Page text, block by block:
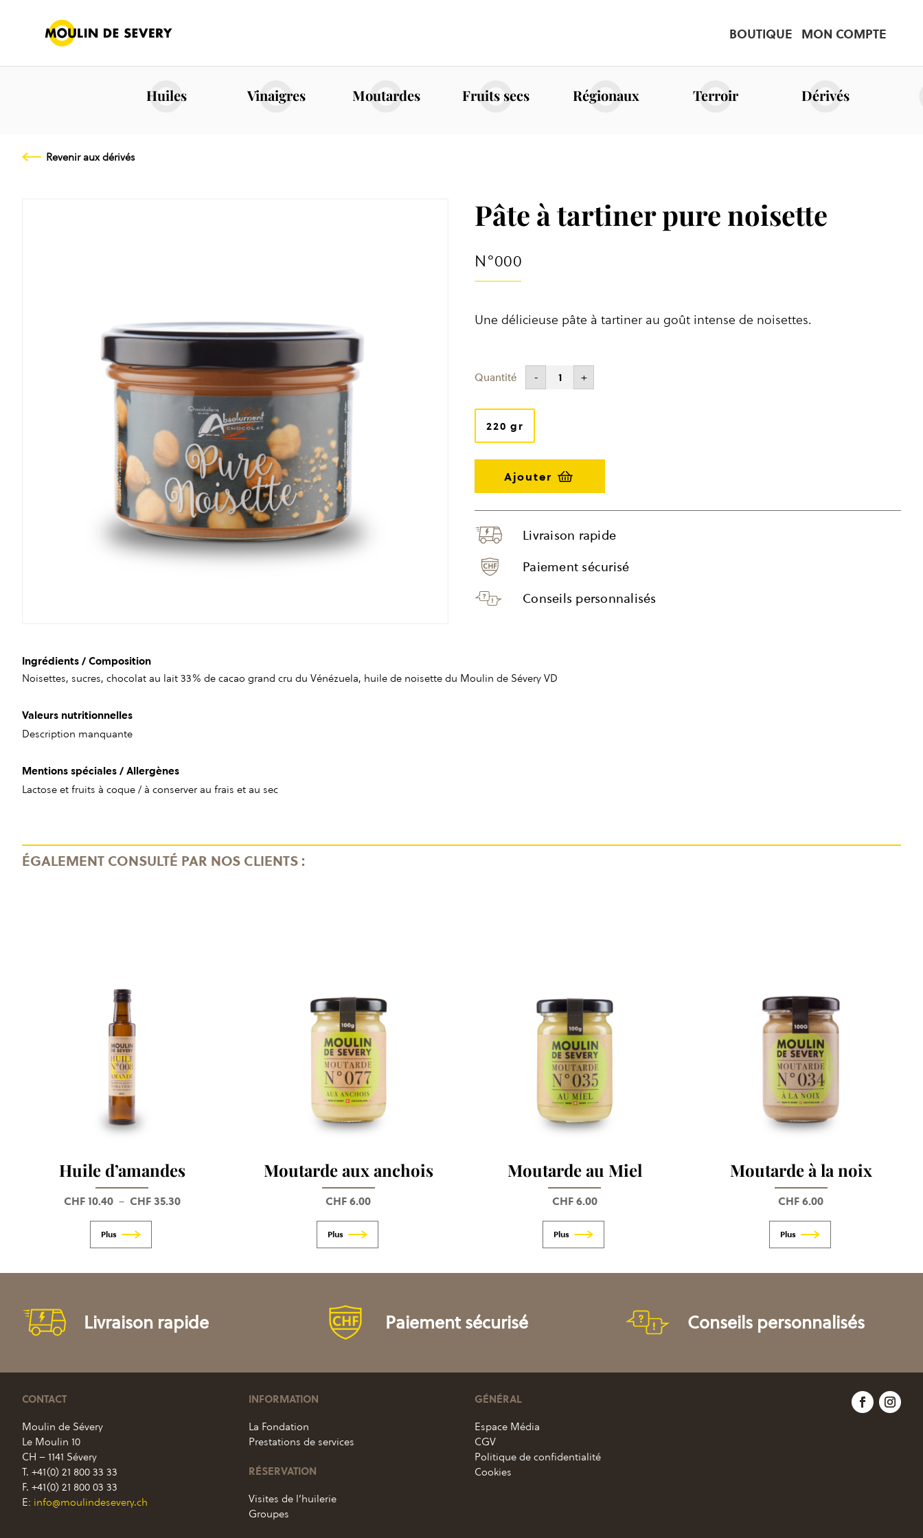
BOUTIQUE MON COMPTE
Huiles Vinaigres Moutardes Fruits secs Régionaux Terroir Dérivés
Pâte à tartiner pure noisette
N°000
Une délicieuse pâte à tartiner au goût intense de noisettes.
220 gr
- quantité
de
+
Ajouter au panier
Livraison rapide
Paiement sécurisé
Conseils personnalisés
Ingrédients / Composition
Noisettes, sucres, chocolat au lait 33% de cacao grand cru du Vénézuela, huile de noisette du Moulin de Sévery VD
Valeurs nutritionnelles
Description manquante
Mentions spéciales / Allergènes
Lactose et fruits à coque / à conserver au frais et au sec
ÉGALEMENT CONSULTÉ PAR NOS CLIENTS :
Huile d’amandes
CHF10.40 – CHF35.30Plage
à
Moutarde aux anchois
CHF6.00
Moutarde au Miel
CHF6.00
Moutarde à la noix
CHF6.00
Livraison rapide Paiement sécurisé Conseils personnalisés
CONTACT
Moulin de Sévery
Le Moulin 10
CH – 1141 Sévery
T. +41(0) 21 800 33 33
F. +41(0) 21 800 03 33
E: info@moulindesevery.ch
INFORMATION
La Fondation
Prestations de services
RÉSERVATION
Visites de l’huilerie
Groupes
GÉNÉRAL
Espace Média
CGV
Politique de confidentialité
Cookies